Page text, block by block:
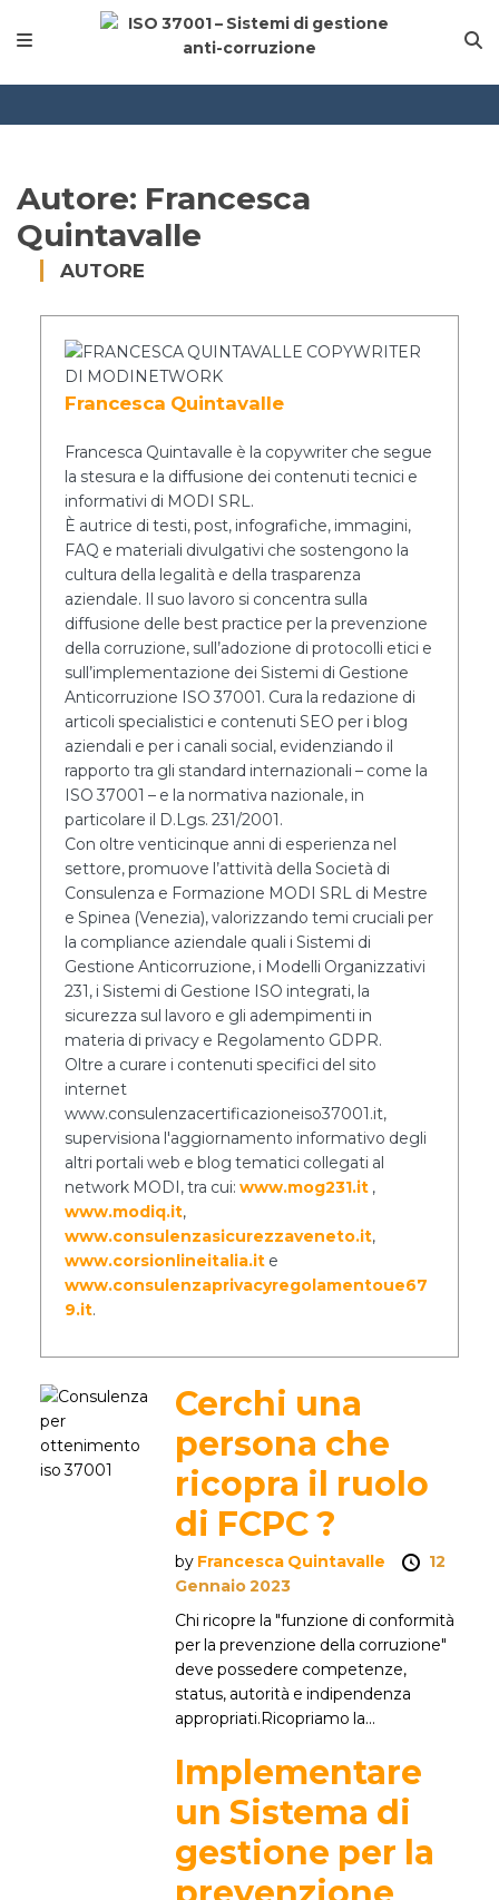
Autore: Francesca
Quintavalle
AUTORE
Francesca Quintavalle
Francesca Quintavalle è la copywriter che segue
la stesura e la diffusione dei contenuti tecnici e
informativi di MODI SRL.
È autrice di testi, post, infografiche, immagini,
FAQ e materiali divulgativi che sostengono la
cultura della legalità e della trasparenza
aziendale. Il suo lavoro si concentra sulla
diffusione delle best practice per la prevenzione
della corruzione, sull’adozione di protocolli etici e
sull’implementazione dei Sistemi di Gestione
Anticorruzione ISO 37001. Cura la redazione di
articoli specialistici e contenuti SEO per i blog
aziendali e per i canali social, evidenziando il
rapporto tra gli standard internazionali – come la
ISO 37001 – e la normativa nazionale, in
particolare il D.Lgs. 231/2001.
Con oltre venticinque anni di esperienza nel
settore, promuove l’attività della Società di
Consulenza e Formazione MODI SRL di Mestre
e Spinea (Venezia), valorizzando temi cruciali per
la compliance aziendale quali i Sistemi di
Gestione Anticorruzione, i Modelli Organizzativi
231, i Sistemi di Gestione ISO integrati, la
sicurezza sul lavoro e gli adempimenti in
materia di privacy e Regolamento GDPR.
Oltre a curare i contenuti specifici del sito
internet
www.consulenzacertificazioneiso37001.it,
supervisiona l'aggiornamento informativo degli
altri portali web e blog tematici collegati al
network MODI, tra cui: www.mog231.it ,
www.modiq.it,
www.consulenzasicurezzaveneto.it,
www.corsionlineitalia.ite
www.consulenzaprivacyregolamentoue67
9.it.
Cerchi una
persona che
ricopra il ruolo
di FCPC ?
by Francesca Quintavalle
12
Gennaio 2023
Chi ricopre la "funzione di conformità
per la prevenzione della corruzione"
deve possedere competenze,
status, autorità e indipendenza
appropriati.Ricopriamo la...
Implementare
un Sistema di
gestione per la